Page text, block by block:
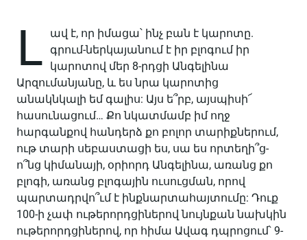
Լ
ավ է, որ իմացա՝ ինչ բան է կարոտը.
գրում-ներկայանում է իր բլոգում իր
կարոտով մեր 8-րդցի Անգելինա
Արզումանյանը, և ես նրա կարոտից
անակնկալի եմ գալիս: Այս ե՞րբ, այսպիսի՜
հասունացում… Քո նկատմամբ իմ ողջ
հարգանքով հանդերձ քո բոլոր տարիքներում,
ութ տարի սեբաստացի ես, սա ես որտեղի՞ց-
ո՞նց կիմանայի, օրիորդ Անգելինա, առանց քո
բլոգի, առանց բլոգային ուսուցման, որով
պարտադրվո՞ւմ է ինքնարտահայտումը: Դուք
100-ի չափ ութերորդցիներով նույնքան նախկին
ութերորդցիներով, որ հիմա Ավագ դպրոցում՝ 9-